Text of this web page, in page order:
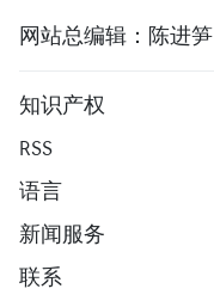
网站总编辑：陈进笋
知识产权
RSS
语言
新闻服务
联系